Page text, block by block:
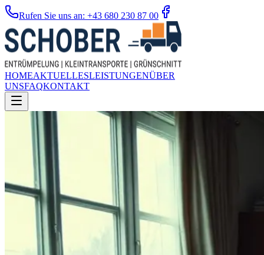
Rufen Sie uns an: +43 680 230 87 00
HOMEAKTUELLESLEISTUNGENÜBER
UNSFAQKONTAKT